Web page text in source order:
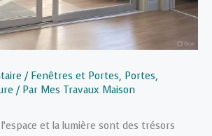
/ Fenêtres et Portes, Portes,
/ Par Mes Travaux Maison
et la lumière sont des trésors